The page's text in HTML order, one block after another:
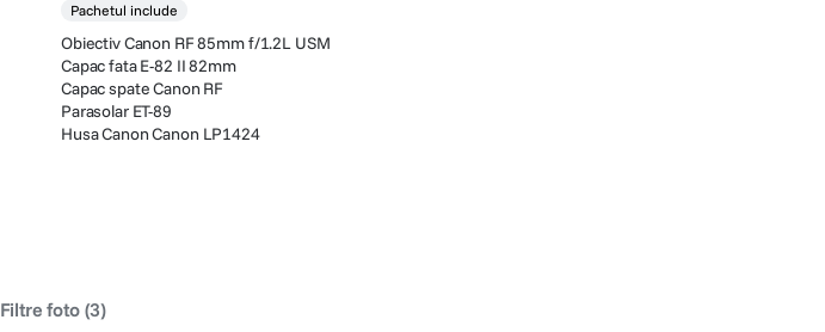
Pachetul include
Obiectiv Canon RF 85mm f/1.2L USM
Capac fata E-82 II 82mm
Capac spate Canon RF
Parasolar ET-89
Husa Canon Canon LP1424
Filtre foto (3)